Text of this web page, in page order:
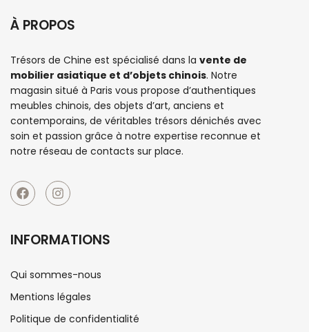
À PROPOS
Trésors de Chine est spécialisé dans la vente de
mobilier asiatique et d’objets chinois. Notre
magasin situé à Paris vous propose d’authentiques
meubles chinois, des objets d’art, anciens et
contemporains, de véritables trésors dénichés avec
soin et passion grâce à notre expertise reconnue et
notre réseau de contacts sur place.
INFORMATIONS
Qui sommes-nous
Mentions légales
Politique de confidentialité